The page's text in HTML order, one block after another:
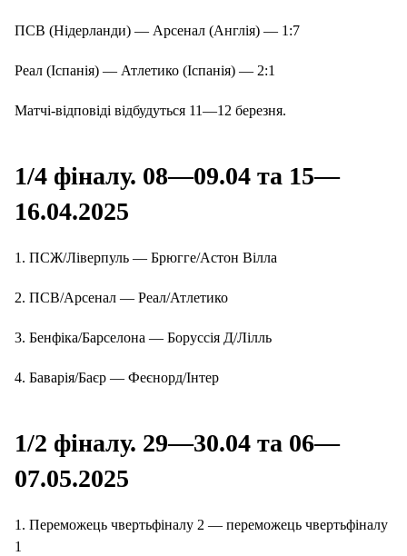
ПСВ (Нідерланди) — Арсенал (Англія) — 1:7
Реал (Іспанія) — Атлетико (Іспанія) — 2:1
Матчі-відповіді відбудуться 11—12 березня.
1/4 фіналу. 08—09.04 та 15—
16.04.2025
1. ПСЖ/Ліверпуль — Брюгге/Астон Вілла
2. ПСВ/Арсенал — Реал/Атлетико
3. Бенфіка/Барселона — Боруссія Д/Лілль
4. Баварія/Баєр — Феєнорд/Інтер
1/2 фіналу. 29—30.04 та 06—
07.05.2025
1. Переможець чвертьфіналу 2 — переможець чвертьфіналу
1